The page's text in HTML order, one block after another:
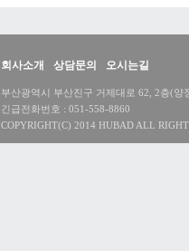
회사소개 상담문의 오시는길
부산광역시 부산진구 거제대로 62, 2층(양
긴급전화번호 : 051-558-8860
COPYRIGHT(C) 2014 HUBAD ALL